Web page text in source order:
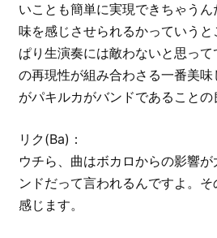
いことも簡単に実現できちゃう
味を感じさせられるかっていう
ぱり生演奏には敵わないと思っ
の再現性が組み合わさる一番美
がパキルカがバンドであることの
リク(Ba)：
ウチら、曲はボカロからの影響
ンドだって言われるんですよ。
感じます。